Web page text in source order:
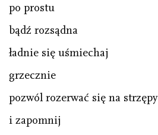
po prostu
bądź rozsądna
ładnie się uśmiechaj
grzecznie
pozwól rozerwać się na strzępy
i zapomnij